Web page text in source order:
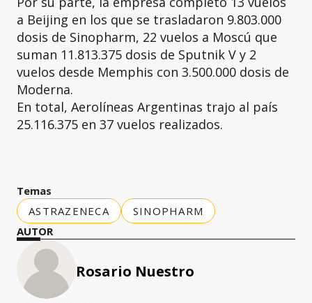
a Beijing en los que se trasladaron 9.803.000
dosis de Sinopharm, 22 vuelos a Moscú que
suman 11.813.375 dosis de Sputnik V y 2
vuelos desde Memphis con 3.500.000 dosis de
Moderna.
En total, Aerolíneas Argentinas trajo al país
25.116.375 en 37 vuelos realizados.
Temas
ASTRAZENECA
SINOPHARM
AUTOR
Rosario Nuestro